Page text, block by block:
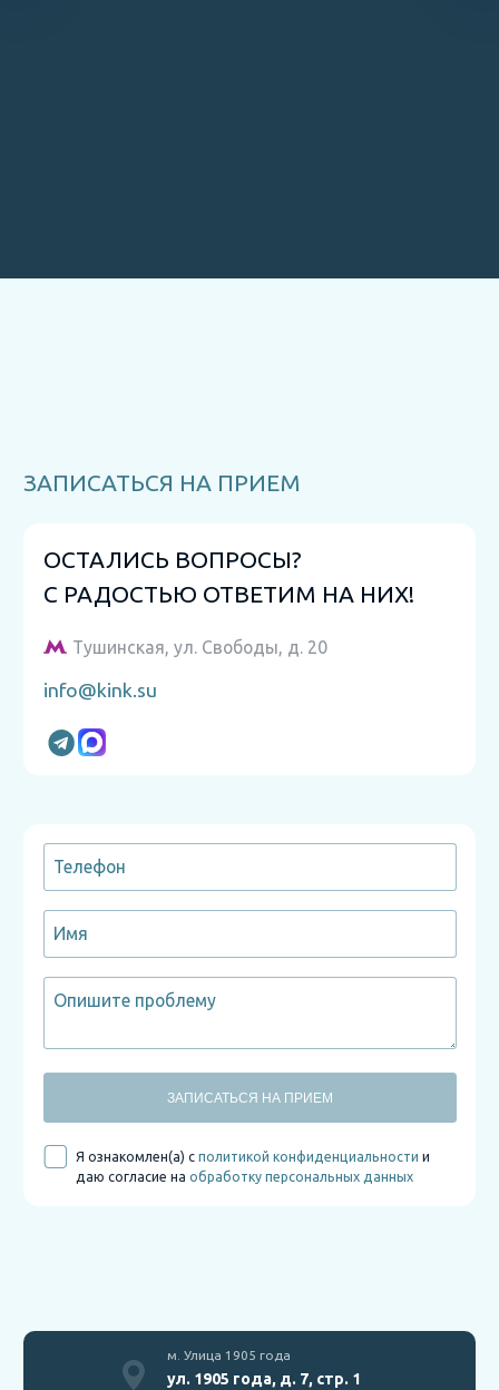
ЗАПИСАТЬСЯ НА ПРИЕМ
ОСТАЛИСЬ ВОПРОСЫ?
С РАДОСТЬЮ ОТВЕТИМ НА НИХ!
Тушинская, ул. Свободы, д. 20
info@kink.su
ЗАПИСАТЬСЯ НА ПРИЕМ
Я ознакомлен(а) сполитикой конфиденциальности и
даю согласие наобработку персональных данных
м. Улица 1905 года
ул. 1905 года, д. 7, стр. 1